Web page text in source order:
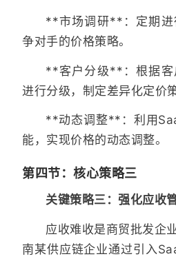
**市场调研**：定期进
争对手的价格策略。
**客户分级**：根据客
进行分级，制定差异化定价策
**动态调整**：利用
能，实现价格的动态调整。
第四节：核心策略三
关键策略三：强化应收
应收难收是商贸批发企
南某供应链企业通过引入